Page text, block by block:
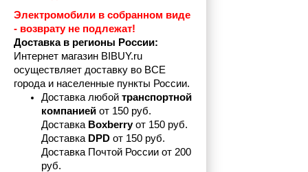
Электромобили в собранном виде
- возврату не подлежат!
Доставка в регионы России:
Интернет магазин BIBUY.ru
осуществляет доставку во ВСЕ
города и населенные пункты России.
Доставка любой транспортной
компанией от 150 руб.
Доставка Boxberry от 150 руб.
Доставка DPD от 150 руб.
Доставка Почтой России от 200
руб.